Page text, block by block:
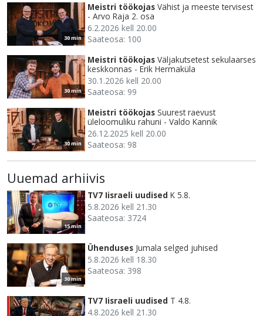
30 min
Meistri töökojas Vähist ja meeste tervisest
- Arvo Raja 2. osa
6.2.2026 kell 20.00
Saateosa: 100
30 min
Meistri töökojas Väljakutsetest sekulaarses
keskkonnas - Erik Hermaküla
30.1.2026 kell 20.00
Saateosa: 99
30 min
Meistri töökojas Suurest raevust
üleloomuliku rahuni - Valdo Kannik
26.12.2025 kell 20.00
Saateosa: 98
Uuemad arhiivis
15 min
TV7 Iisraeli uudised K 5.8.
5.8.2026 kell 21.30
Saateosa: 3724
30 min
Ühenduses Jumala selged juhised
5.8.2026 kell 18.30
Saateosa: 398
TV7 Iisraeli uudised T 4.8.
4.8.2026 kell 21.30